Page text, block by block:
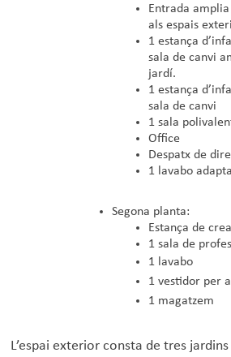
Entrada
als espais
1 estança
sala de canvi
jardí.
1 estança
sala de canvi
1 sala
Office
Despatx de
1 lavabo
Segona planta:
Estança de
1 sala de
1 lavabo
1 vestidor per
1 magatzem
L’espai exterior consta de tres